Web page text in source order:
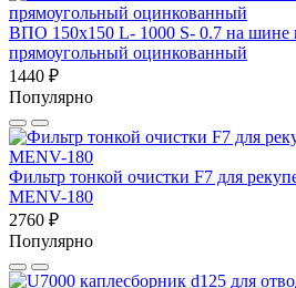
ВПО 150x150 L- 1000 S- 0.7 на шине
прямоугольный оцинкованный
1440 ₽
Популярно
Фильтр тонкой очистки F7 для
MENV-180
2760 ₽
Популярно